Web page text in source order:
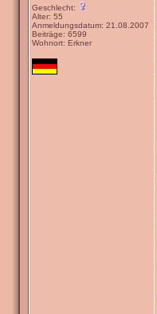
Geschlecht:
Alter: 55
Anmeldungsdatum: 21.08.2007
Beiträge: 6599
Wohnort: Erkner